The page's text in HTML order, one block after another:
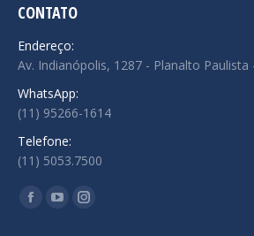
CONTATO
Endereço:
Av. Indianópolis, 1287 - Planalto Paulista
WhatsApp:
(11) 95266-1614
Telefone:
(11) 5053.7500
Encontre-nos em:
Facebook
YouTubeInstagram